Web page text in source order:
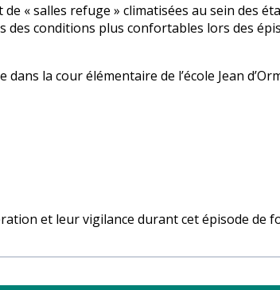
« salles refuge » climatisées au sein des
conditions plus confortables lors des
la cour élémentaire de l’école Jean
et leur vigilance durant cet épisode de